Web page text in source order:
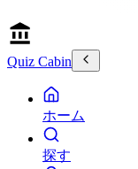
Quiz Cabin
ホーム
探す